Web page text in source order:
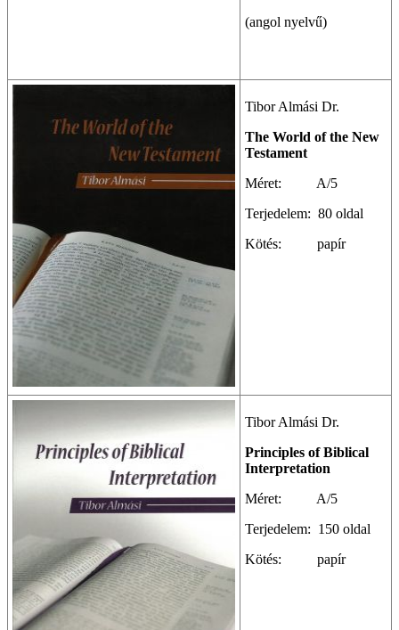
(angol nyelvű)
Tibor Almási Dr.
The World of the New
Testament
Méret: A/5
Terjedelem: 80 oldal
Kötés: papír
Tibor Almási Dr.
Principles of Biblical
Interpretation
Méret: A/5
Terjedelem: 150 oldal
Kötés: papír